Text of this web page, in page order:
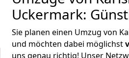
Uckermark:
Sie planen einen Umzug von
und möchten dabei möglichst
uns genau richtig! Unser